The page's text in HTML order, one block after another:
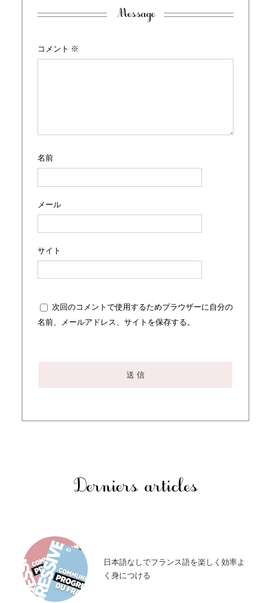
Message
コメント ※
名前
メール
サイト
次回のコメントで使用するためブラウザーに自分の
名前、メールアドレス、サイトを保存する。
Derniers articles
日本語なしでフランス語を楽しく効率よ
く身につける